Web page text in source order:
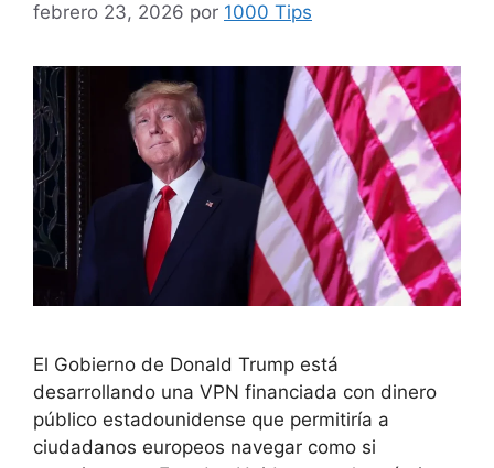
febrero 23, 2026 por 1000 Tips
El Gobierno de Donald Trump está
desarrollando una VPN financiada con dinero
público estadounidense que permitiría a
ciudadanos europeos navegar como si